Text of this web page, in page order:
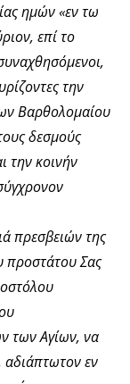
ημών «εν τω
επί το
την
Βαρθολομαίου
δεσμούς
την κοινήν
πρεσβειών της
προστάτου Σας
των Αγίων, να
αδιάπτωτον εν